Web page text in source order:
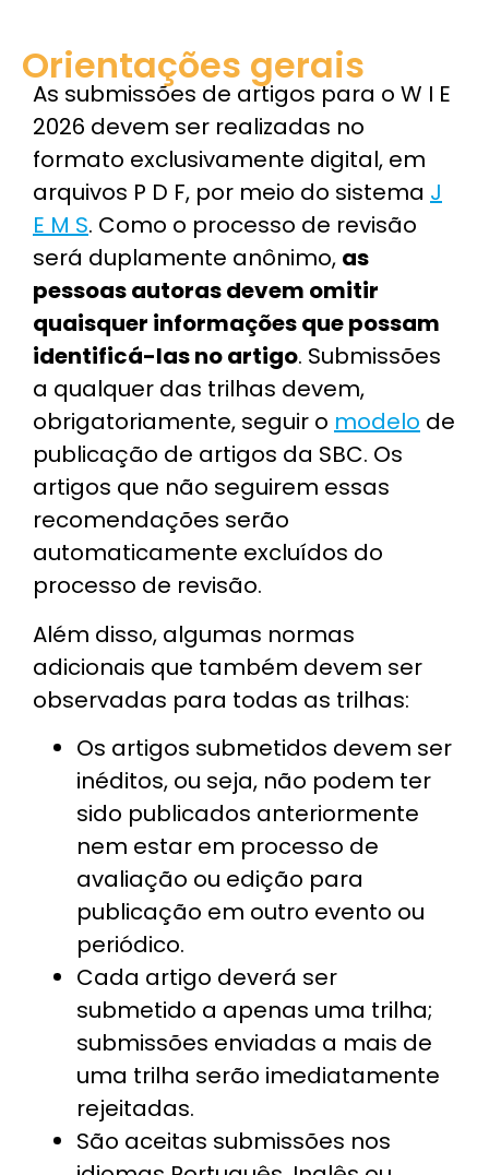
Orientações gerais
As submissões de artigos para o W I E
2026 devem ser realizadas no
formato exclusivamente digital, em
arquivos P D F, por meio do sistema J
E M S. Como o processo de revisão
será duplamente anônimo, as
pessoas autoras devem omitir
quaisquer informações que possam
identificá-las no artigo. Submissões
a qualquer das trilhas devem,
obrigatoriamente, seguir o modelo de
publicação de artigos da SBC. Os
artigos que não seguirem essas
recomendações serão
automaticamente excluídos do
processo de revisão.
Além disso, algumas normas
adicionais que também devem ser
observadas para todas as trilhas:
Os artigos submetidos devem ser
inéditos, ou seja, não podem ter
sido publicados anteriormente
nem estar em processo de
avaliação ou edição para
publicação em outro evento ou
periódico.
Cada artigo deverá ser
submetido a apenas uma trilha;
submissões enviadas a mais de
uma trilha serão imediatamente
rejeitadas.
São aceitas submissões nos